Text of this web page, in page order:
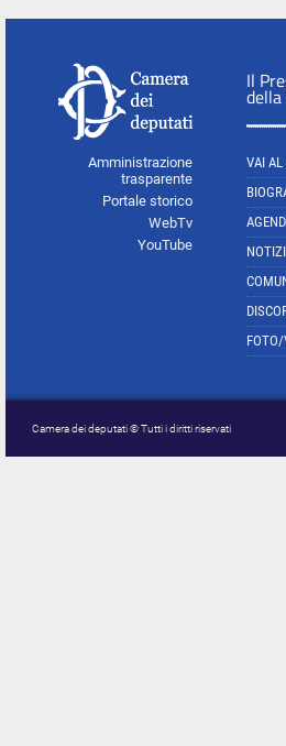
Amministrazione
trasparente
Portale storico
WebTv
YouTube
Il
della
VAI AL
FOTO/
Camera dei deputati © Tutti i diritti riservati